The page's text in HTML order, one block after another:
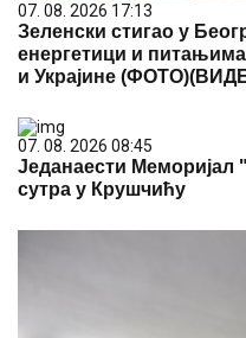
07. 08. 2026 17:13
Зеленски стигао у
енергетици и
и Украјине
07. 08. 2026 08:45
Једанаести
сутра у Крушчићу